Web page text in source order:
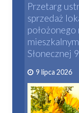
Przetarg
sprzedaż
Słonecznej
9 lipca 2026